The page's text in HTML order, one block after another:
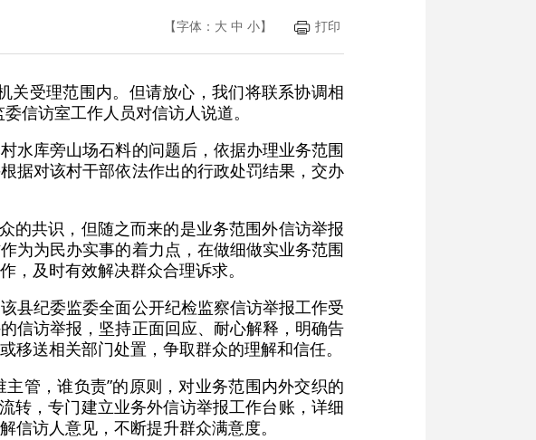
【字体： 大 中 小】 打印
关受理范围内。但请放心，我们将联系协调相
信访室工作人员对信访人说道。
水库旁山场石料的问题后，依据办理业务范围
据对该村干部依法作出的行政处罚结果，交办
的共识，但随之而来的是业务范围外信访举报
为为民办实事的着力点，在做细做实业务范围
，及时有效解决群众合理诉求。
县纪委监委全面公开纪检监察信访举报工作受
信访举报，坚持正面回应、耐心解释，明确告
送相关部门处置，争取群众的理解和信任。
管，谁负责”的原则，对业务范围内外交织的
转，专门建立业务外信访举报工作台账，详细
访人意见，不断提升群众满意度。